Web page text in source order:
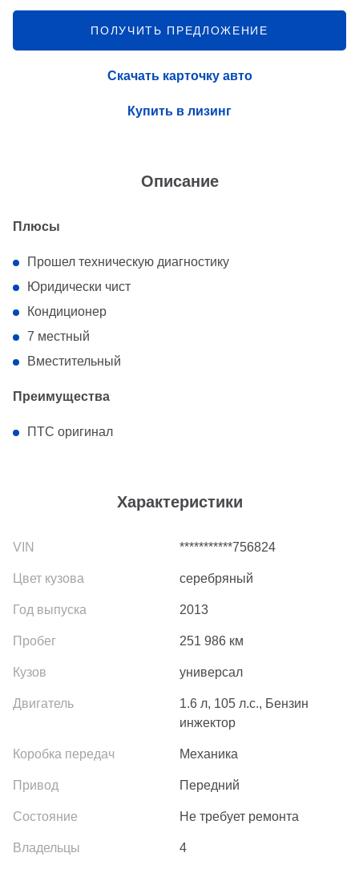
Характеристики
***********756824
серебряный
2013
251 986 км
универсал
1.6 л, 105 л.с., Бензин
инжектор
Механика
Передний
Не требует ремонта
4
Описание
Плюсы
Прошел техническую диагностику
Юридически чист
Кондиционер
7 местный
Вместительный
Преимущества
ПТС оригинал
ПОЛУЧИТЬ ПРЕДЛОЖЕНИЕ
Скачать карточку авто
Купить в лизинг